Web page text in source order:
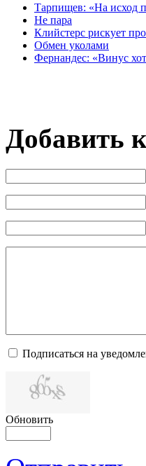
Тарпищев: «На исход
Не пара
Клийстерс рискует
Обмен уколами
Фернандес: «Винус
Добавить
Подписаться на
Обновить